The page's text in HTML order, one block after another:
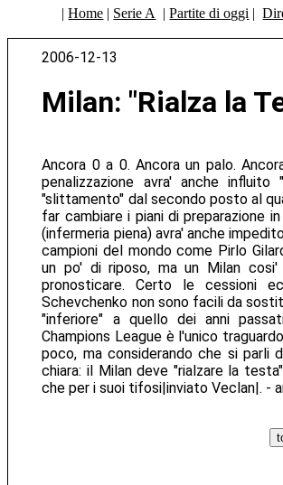
|Home | Serie A |Partite di oggi |
2006-12-13
Milan: "Rialza la
Ancora 0 a 0. Ancora un palo.
penalizzazione avra' anche
"slittamento" dal secondo posto al
far cambiare i piani di preparazione
(infermeria piena) avra' anche
campioni del mondo come Pirlo
un po' di riposo, ma un Milan
pronosticare. Certo le cessioni
Schevchenko non sono facili da
"inferiore" a quello dei anni
Champions League è l'unico
poco, ma considerando che si parli
chiara: il Milan deve "rialzare la
che per i suoi tifosi|inviato Veclan|.